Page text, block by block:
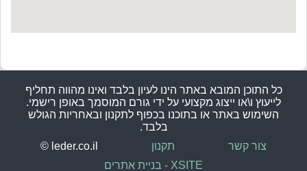
כל התוכן המובא באתר הינו לעיון בלבד ואינו מהווה תחליף
לייעוץ ו\או ייצוג מקצועי על ידי גורם המוסמך באופן רישמי.
השימוש באתר או בתוכנו בכפוף לתקנון ובאחריות הגולש
בלבד.
צור קשר
תקנון
© leder.co.il
XSITE - בניית אתרים